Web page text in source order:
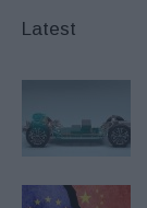
Latest